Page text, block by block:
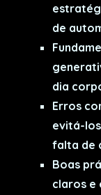
de
dia
Erros
evitá-
falta de
Boas
claros e